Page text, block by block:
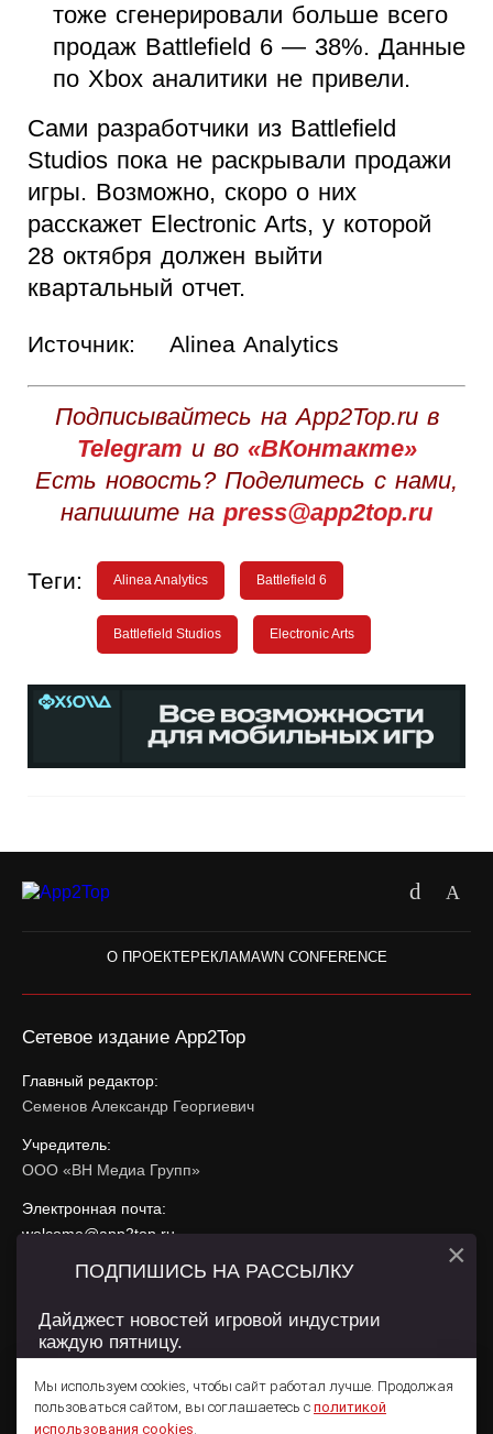
тоже сгенерировали больше всего
продаж Battlefield 6 — 38%. Данные
по Xbox аналитики не привели.
Сами разработчики из Battlefield
Studios пока не раскрывали продажи
игры. Возможно, скоро о них
расскажет Electronic Arts, у которой
28 октября должен выйти
квартальный отчет.
Источник: Alinea Analytics
Подписывайтесь на App2Top.ru в
Telegram и во «ВКонтакте»
Есть новость? Поделитесь с нами,
напишите на press@app2top.ru
Теги: Alinea Analytics Battlefield 6
Battlefield Studios Electronic Arts
О ПРОЕКТЕРЕКЛАМАWN CONFERENCE
Сетевое издание App2Top
Главный редактор:
Семенов Александр Георгиевич
Учредитель:
ООО «ВН Медиа Групп»
Электронная почта:
welcome@app2top.ru
При использовании материалов активная ссылка на
Сайт использует IP адреса, cookie, данные геолокации
использования содержатся вПолитике конфиденциальностии
Пользовательском соглашении .
Мы используем cookies, чтобы сайт работал лучше. Продолжая
пользоваться сайтом, вы соглашаетесь с политикой
использования cookies.
ПОДПИШИСЬ НА РАССЫЛКУ
Дайджест новостей игровой индустрии
каждую пятницу.
×